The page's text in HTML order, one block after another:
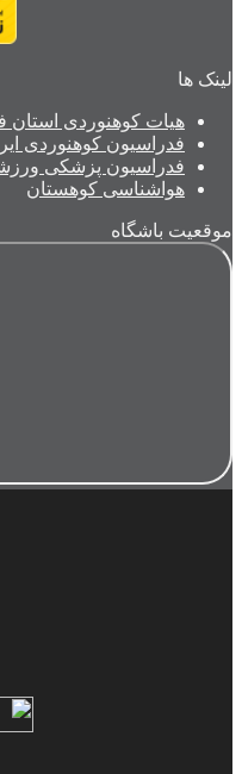
لینک ها
هیات کوهنوردی استان
فدراسیون کوهنوردی
فدراسیون پزشکی
هواشناسی کوهستان
موقعیت باشگاه